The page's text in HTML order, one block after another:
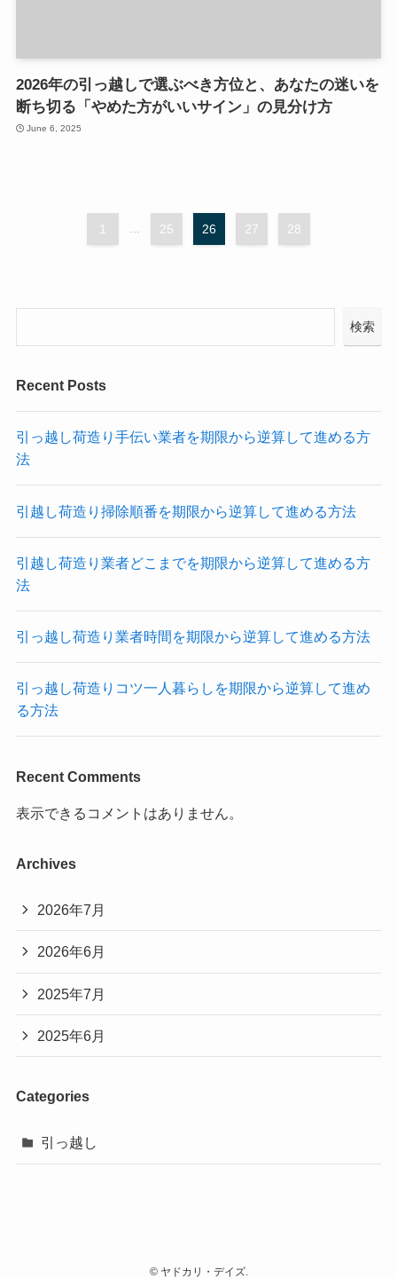
2026年の引っ越しで選ぶべき方位と、あなたの迷いを
断ち切る「やめた方がいいサイン」の見分け方
June 6, 2025
1 ... 25 26 27 28
検索
Recent Posts
引っ越し荷造り手伝い業者を期限から逆算して進める方
法
引越し荷造り掃除順番を期限から逆算して進める方法
引越し荷造り業者どこまでを期限から逆算して進める方
法
引っ越し荷造り業者時間を期限から逆算して進める方法
引っ越し荷造りコツ一人暮らしを期限から逆算して進め
る方法
Recent Comments
表示できるコメントはありません。
Archives
2026年7月
2026年6月
2025年7月
2025年6月
Categories
引っ越し
©ヤドカリ・デイズ.